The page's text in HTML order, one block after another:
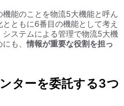
能のことを物流5大機能と呼ん
ともに6番目の機能として考え
ステムによる管理で物流5大機
にも、情報が重要な役割を担っ
ターを委託する3つ